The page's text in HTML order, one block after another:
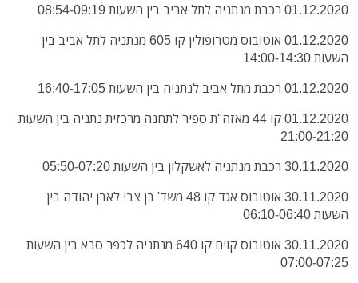
01.12.2020 רכבת מנתניה לתל אביב בין השעות 08:54-09:19
01.12.2020 אוטובוס מטרופולין קו 605 מנתניה לתל אביב בין
השעות 14:00-14:30
01.12.2020 רכבת מתל אביב לנתניה בין השעות 16:40-17:05
01.12.2020 קו 44 מאזה"ת ספיר לתחנה מרכזית נתניה בין השעות
21:00-21:20
30.11.2020 רכבת מנתניה לאשקלון בין השעות 05:50-07:20
30.11.2020 אוטובוס אגד קו 48 משד' בן צבי לאבן יהודה בין
השעות 06:10-06:40
30.11.2020 אוטובוס קוים קו 640 מנתניה לכפר סבא בין השעות
07:00-07:25